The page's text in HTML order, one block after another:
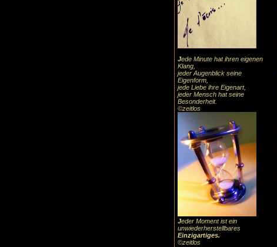
Jede Minute hat ihren eigenen
Klang,
jeder Augenblick seine
Eigenform,
jede Liebe ihre Eigenart,
jeder Mensch hat seine
Besonderheit.
©zeitlos
Jeder Moment ist ein
unwiederherstellbares
Einzigartiges.
©zeitlos